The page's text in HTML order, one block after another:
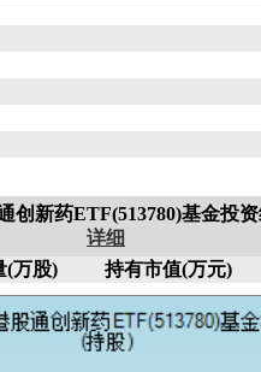
创新药ETF(513780)基金投
详细
(万股) 持有市值(万元)